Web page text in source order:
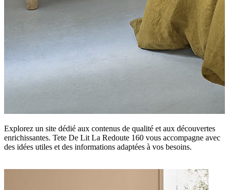
Explorez un site dédié aux contenus de qualité et aux découvertes
enrichissantes. Tete De Lit La Redoute 160 vous accompagne avec
des idées utiles et des informations adaptées à vos besoins.